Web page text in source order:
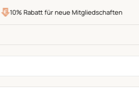
10% Rabatt für neue Mitgliedschaften